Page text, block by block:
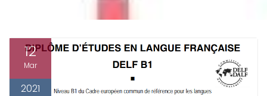
12
Mar
2021